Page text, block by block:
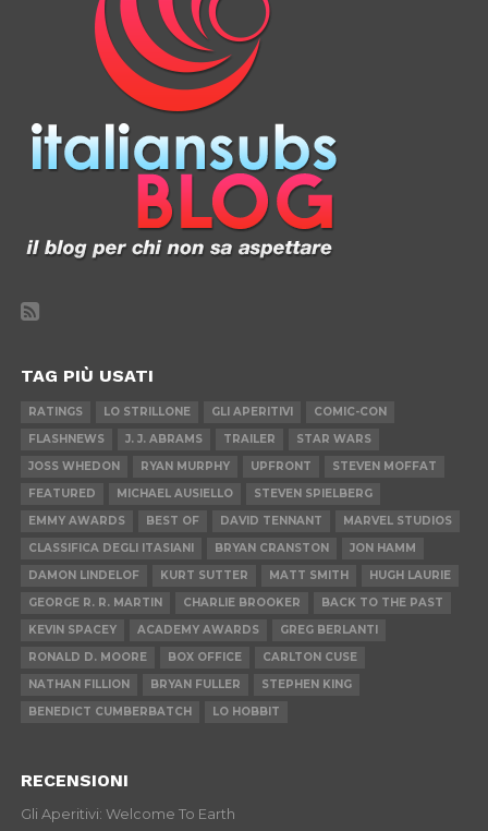
TAG PIÙ USATI
RATINGS LO STRILLONE GLI APERITIVI
COMIC-CON
FLASHNEWS
J. J. ABRAMS TRAILER
STAR WARS
JOSS WHEDON
RYAN MURPHY UPFRONT
STEVEN MOFFAT
FEATURED
MICHAEL AUSIELLO
STEVEN SPIELBERG
EMMY AWARDS
BEST OF DAVID TENNANT
MARVEL STUDIOS
CLASSIFICA DEGLI ITASIANI
BRYAN CRANSTON
JON HAMM
DAMON LINDELOF
KURT SUTTER MATT SMITH
HUGH LAURIE
GEORGE R. R. MARTIN
CHARLIE BROOKER
BACK TO THE PAST
KEVIN SPACEY
ACADEMY AWARDS
GREG BERLANTI
RONALD D. MOORE
BOX OFFICE
CARLTON CUSE
NATHAN FILLION
BRYAN FULLER
STEPHEN KING
BENEDICT CUMBERBATCH
LO HOBBIT
RECENSIONI
Gli Aperitivi: Welcome To Earth